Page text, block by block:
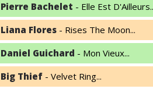
Pierre Bachelet - Elle Est
Liana Flores - Rises The Moon...
Daniel Guichard - Mon Vieux...
Big Thief - Velvet Ring...